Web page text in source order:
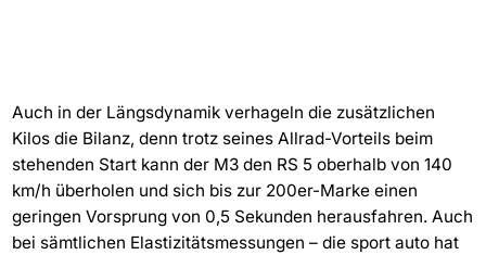
Auch in der Längsdynamik verhageln die zusätzlichen
Kilos die Bilanz, denn trotz seines Allrad-Vorteils beim
stehenden Start kann der M3 den RS 5 oberhalb von 140
km/h überholen und sich bis zur 200er-Marke einen
geringen Vorsprung von 0,5 Sekunden herausfahren. Auch
bei sämtlichen Elastizitätsmessungen – die sport auto hat